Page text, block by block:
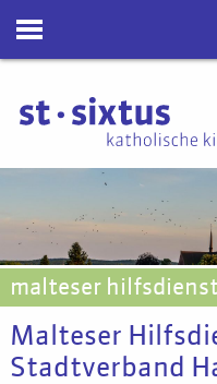
malteser hilfsdienst
Malteser
Stadtverband